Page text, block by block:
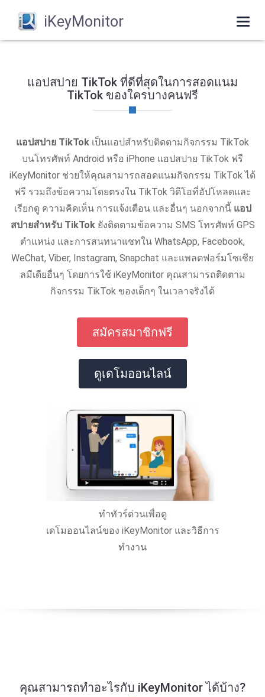
iKeyMonitor
แอปสปาย TikTok ที่ดีที่สุดในการสอดแนม
TikTok ของใครบางคนฟรี
แอปสปาย TikTok เป็นแอปสำหรับติดตามกิจกรรม TikTok
บนโทรศัพท์ Android หรือ iPhone แอปสปาย TikTok ฟรี
iKeyMonitor ช่วยให้คุณสามารถสอดแนมกิจกรรม TikTok ได้
ฟรี รวมถึงข้อความโดยตรงใน TikTok วิดีโอที่อัปโหลดและ
เรียกดู ความคิดเห็น การแจ้งเตือน และอื่นๆ นอกจากนี้ แอป
สปายสำหรับ TikTokยังติดตามข้อความ SMS โทรศัพท์ GPS
ตำแหน่ง และการสนทนาแชทใน WhatsApp, Facebook,
WeChat, Viber, Instagram, Snapchat และแพลตฟอร์มโซเชีย
ลมีเดียอื่นๆ โดยการใช้ iKeyMonitor คุณสามารถติดตาม
กิจกรรม TikTok ของเด็กๆ ในเวลาจริงได้
สมัครสมาชิกฟรี
ดูเดโมออนไลน์
ทำทัวร์ด่วนเพื่อดู
เดโมออนไลน์ของ iKeyMonitor และวิธีการ
ทำงาน
คุณสามารถทำอะไรกับ iKeyMonitor ได้บ้าง?